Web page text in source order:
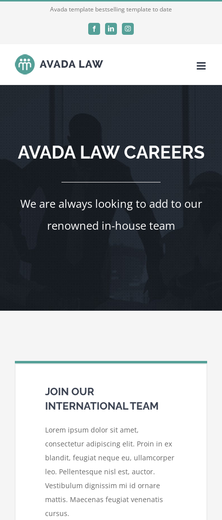
Avada template bestselling template to date
FacebookLinkedInInstagram
AVADA LAW CAREERS
We are always looking to add to our
renowned in-house team
JOIN OUR
INTERNATIONAL TEAM
Lorem ipsum dolor sit amet,
consectetur adipiscing elit. Proin in ex
blandit, feugiat neque eu, ullamcorper
leo. Pellentesque nisl est, auctor.
Vestibulum dignissim mi id ornare
mattis. Maecenas feugiat venenatis
cursus.